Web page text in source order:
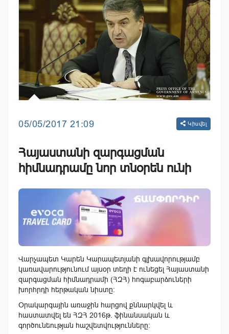
05/05/2017 21:09 Կիսվել
Հայաստանի զարգացման
հիմնադրամը նոր տնօրեն ունի
Վարչապետ Կարեն Կարապետյանի գլխավորությամբ
կառավարությունում այսօր տեղի է ունեցել Հայաստանի
զարգացման հիմնադրամի (ՀԶՀ) հոգաբարձուների
խորհրդի հերթական նիստը:
Օրակարգային առաջին հարցով քննարկվել և
հաստատվել են ՀԶՀ 2016թ. ֆինանսական և
գործունեության հաշվետվությունները: